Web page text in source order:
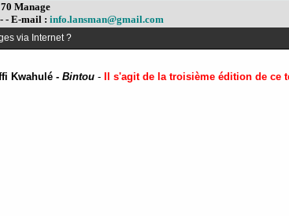
Manage
- E-mail : info.lansman@gmail.com
via Internet ?
Kwahulé - Bintou - Il s'agit de la troisième édition de ce